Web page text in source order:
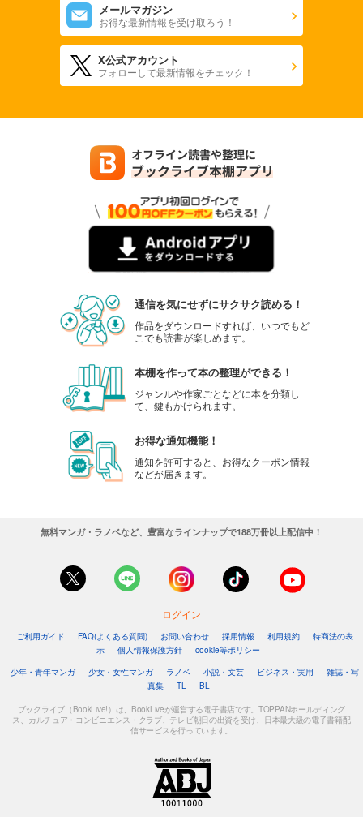
メールマガジン
お得な最新情報を受け取ろう！
X公式アカウント
フォローして最新情報をチェック！
通信を気にせずにサクサク読める！
作品をダウンロードすれば、いつでもど
こでも読書が楽しめます。
本棚を作って本の整理ができる！
ジャンルや作家ごとなどに本を分類し
て、鍵もかけられます。
お得な通知機能！
通知を許可すると、お得なクーポン情報
などが届きます。
無料マンガ・ラノベなど、豊富なラインナップで188万冊以上配信中！
ログイン
ご利用ガイド FAQ(よくある質問) お問い合わせ 採用情報 利用規約
特商法の表
示
個人情報保護方針
cookie等ポリシー
少年・青年マンガ
少女・女性マンガ ラノベ 小説・文芸 ビジネス・実用
雑誌・写
真集
TL BL
ブックライブ（BookLive!）は、BookLiveが運営する電子書店です。TOPPANホールディング
ス、カルチュア・コンビニエンス・クラブ、テレビ朝日の出資を受け、日本最大級の電子書籍配
信サービスを行っています。